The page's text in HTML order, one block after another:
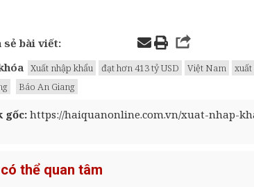
sẻ bài viết:
Xuất nhập khẩu đạt hơn 413 tỷ USD Việt Nam xuất
Báo An Giang
gốc:https://haiquanonline.com.vn/xuat-nhap-
thể quan tâm